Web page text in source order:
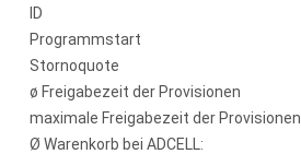
ID
Programmstart
Stornoquote
ø Freigabezeit der Provisionen
maximale Freigabezeit der Provisionen
Ø Warenkorb bei ADCELL: